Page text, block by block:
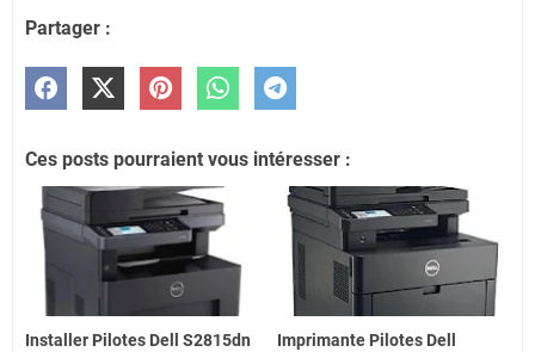
Partager :
Ces posts pourraient vous intéresser :
Installer Pilotes Dell S2815dn
Imprimante Pilotes Dell